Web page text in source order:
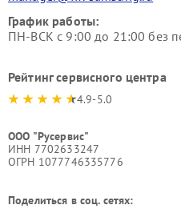
График работы:
ПН-ВСК с 9:00 до 21:00 без
Рейтинг сервисного центра
4.9-5.0
ООО "Русервис"
ИНН 7702633247
ОГРН 1077746335776
Поделиться в соц. сетях: